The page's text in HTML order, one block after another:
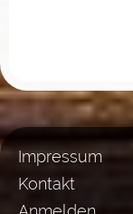
Impressum
Kontakt